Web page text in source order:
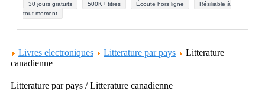
30 jours gratuits 500K+ titres Écoute hors ligne
Résiliable à
tout moment
Livres electroniques Litterature par pays
Litterature
canadienne
Litterature par pays / Litterature canadienne